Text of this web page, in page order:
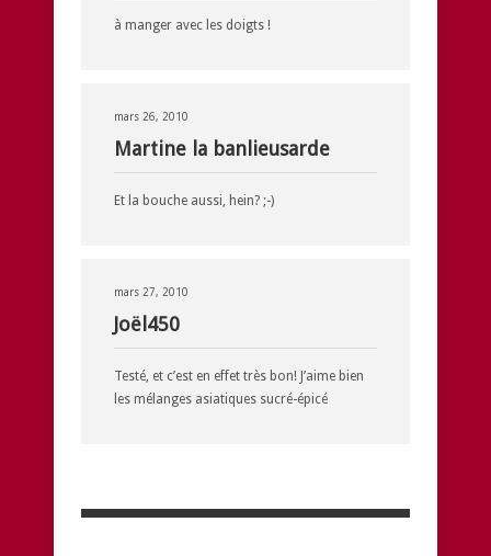
à manger avec les doigts !
mars 26, 2010
Martine la banlieusarde
Et la bouche aussi, hein? ;-)
mars 27, 2010
Joël450
Testé, et c’est en effet très bon! J’aime bien
les mélanges asiatiques sucré-épicé